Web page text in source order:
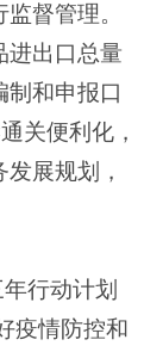
督管理。
进出口总量
和申报口
关便利化，
展规划，
行动计划
疫情防控和